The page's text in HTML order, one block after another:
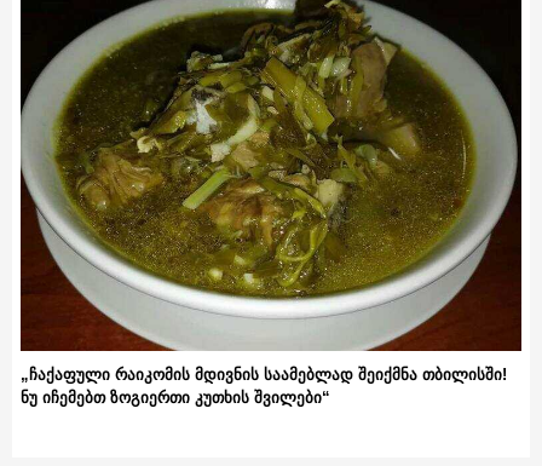
„ჩაქაფული რაიკომის მდივნის საამებლად შეიქმნა თბილისში!
ნუ იჩემებთ ზოგიერთი კუთხის შვილები“